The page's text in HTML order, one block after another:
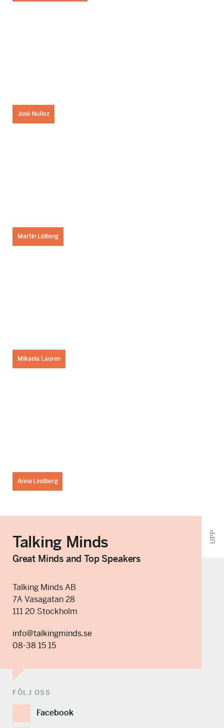
José Nuñez
Martin Lidberg
Mikaela Lauren
Anna Lindberg
Talking Minds
Great Minds and Top Speakers
Talking Minds AB
7A Vasagatan 28
111 20 Stockholm
info@talkingminds.se
08-38 15 15
UPP
FÖLJ OSS
Facebook